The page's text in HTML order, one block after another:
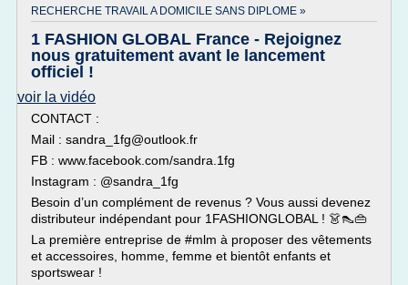
RECHERCHE TRAVAIL A DOMICILE SANS DIPLOME »
1 FASHION GLOBAL France - Rejoignez
nous gratuitement avant le lancement
officiel !
voir la vidéo
CONTACT :
Mail : sandra_1fg@outlook.fr
FB : www.facebook.com/sandra.1fg
Instagram : @sandra_1fg
Besoin d’un complément de revenus ? Vous aussi devenez
distributeur indépendant pour 1FASHIONGLOBAL ! 👗👠👜
La première entreprise de #mlm à proposer des vêtements
et accessoires, homme, femme et bientôt enfants et
sportswear !